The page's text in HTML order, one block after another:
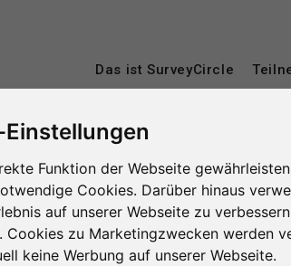
Funktion der Webseite
Cookies. Darüber hinaus
auf unserer Webseite zu
Cookies zu Marketingzwecken werden
keine Werbung auf unserer Webseite.
Das ist SurveyCircle
– das Herzstück von
im Survey Ranking und nimm
und verbesserst die
mehr Menschen nehmen an
mehr Unterstützung bekommst du